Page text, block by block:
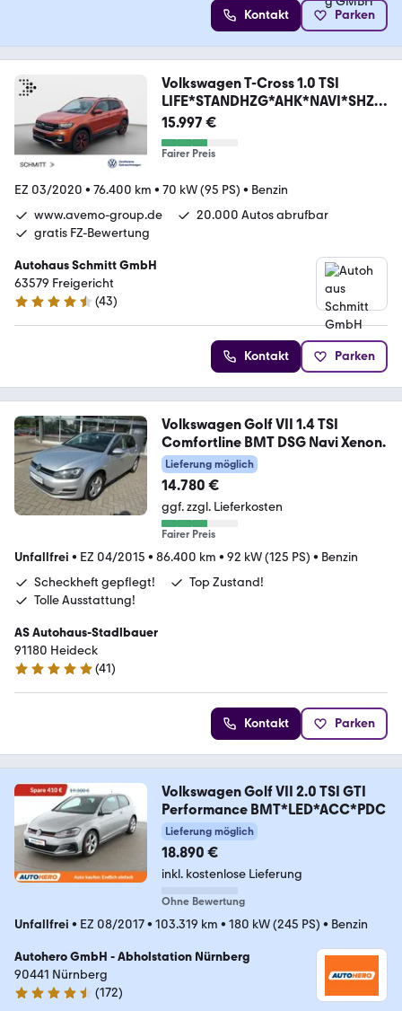
Kontakt Parken
Volkswagen T-Cross 1.0 TSI
LIFE*STANDHZG*AHK*NAVI*SHZ*
KLIMA
15.997 €
Fairer Preis
EZ 03/2020 • 76.400 km • 70 kW (95 PS) • Benzin
www.avemo-group.de
20.000 Autos abrufbar
gratis FZ-Bewertung
Autohaus Schmitt GmbH
63579 Freigericht
4.7 Sterne
(43)
Kontakt Parken
Volkswagen Golf VII 1.4 TSI
Comfortline BMT DSG Navi Xenon.
Lieferung möglich
14.780 €
ggf. zzgl. Lieferkosten
Fairer Preis
Unfallfrei • EZ 04/2015 • 86.400 km • 92 kW (125 PS) • Benzin
Scheckheft gepflegt!
Top Zustand!
Tolle Ausstattung!
AS Autohaus-Stadlbauer
91180 Heideck
5 Sterne
(41)
Kontakt Parken
Volkswagen Golf VII 2.0 TSI GTI
Performance BMT*LED*ACC*PDC
Lieferung möglich
18.890 €
inkl. kostenlose Lieferung
Ohne Bewertung
Unfallfrei • EZ 08/2017• 103.319 km • 180 kW (245 PS) • Benzin
Autohero GmbH - Abholstation Nürnberg
90441 Nürnberg
4.5 Sterne
(172)